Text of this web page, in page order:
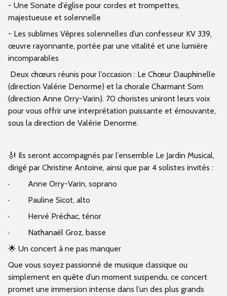
- Une Sonate d’église pour cordes et trompettes,
majestueuse et solennelle
- Les sublimes Vêpres solennelles d’un confesseur KV 339,
œuvre rayonnante, portée par une vitalité et une lumière
incomparables
Deux chœurs réunis pour l’occasion : Le Chœur Dauphinelle
(direction Valérie Denorme) et la chorale Charmant Som
(direction Anne Orry-Varin). 70 choristes uniront leurs voix
pour vous offrir une interprétation puissante et émouvante,
sous la direction de Valérie Denorme.
🎻 Ils seront accompagnés par l’ensemble Le Jardin Musical,
dirigé par Christine Antoine, ainsi que par 4 solistes invités :
· Anne Orry-Varin, soprano
· Pauline Sicot, alto
· Hervé Préchac, ténor
· Nathanaël Groz, basse
🌟 Un concert à ne pas manquer
Que vous soyez passionné de musique classique ou
simplement en quête d’un moment suspendu, ce concert
promet une immersion intense dans l’un des plus grands